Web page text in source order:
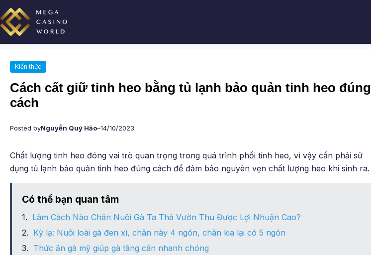
Chuyển
đến
phần
nội
Kiến thức
Cách cất giữ tinh heo bằng tủ lạnh bảo quản tinh heo đúng
cách
Posted byNguyễn Quý Hảo–14/10/2023
Chất lượng tinh heo đóng vai trò quan trọng trong quá trình phối tinh heo, vì vậy cần phải sử
dụng tủ lạnh bảo quản tinh heo đúng cách để đảm bảo nguyên vẹn chất lượng heo khi sinh ra.
Có thể bạn quan tâm
Làm Cách Nào Chăn Nuôi Gà Ta Thả Vườn Thu Được Lợi Nhuận Cao?
Kỳ lạ: Nuôi loài gà đen xì, chân này 4 ngón, chân kia lại có 5 ngón
Thức ăn gà mỹ giúp gà tăng cân nhanh chóng